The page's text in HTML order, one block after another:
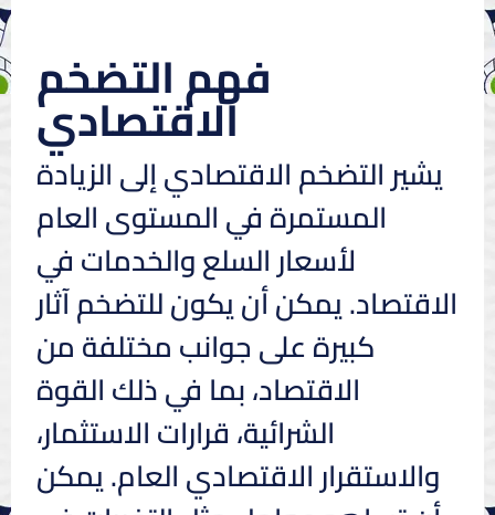
فهم التضخم
الاقتصادي
يشير التضخم الاقتصادي إلى الزيادة
المستمرة في المستوى العام
لأسعار السلع والخدمات في
الاقتصاد. يمكن أن يكون للتضخم آثار
كبيرة على جوانب مختلفة من
الاقتصاد، بما في ذلك القوة
الشرائية، قرارات الاستثمار،
والاستقرار الاقتصادي العام. يمكن